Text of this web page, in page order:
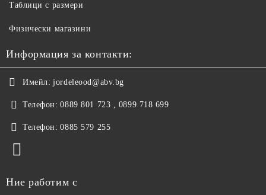
Таблици с размери
Физически магазини
Информация за контакти:
Имейл: jordeleood@abv.bg
Телефон: 0889 801 723 , 0899 718 699
Телефон: 0885 579 255
Ние работим с